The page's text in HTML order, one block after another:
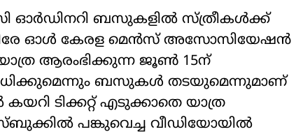
ഓർഡിനറി ബസുകളിൽ സ്ത്രീകൾക്ക്
ഓൾ കേരള മെൻസ് അസോസിയേഷൻ
ആരംഭിക്കുന്ന ജൂൺ 15ന്
ബസുകൾ തടയുമെന്നുമാണ്
ടിക്കറ്റ് എടുക്കാതെ യാത്ര
പങ്കുവെച്ച വീഡിയോയിൽ